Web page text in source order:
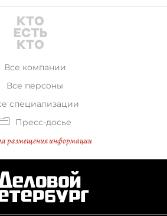
Все компании
Все персоны
специализации
Пресс-досье
размещения информации